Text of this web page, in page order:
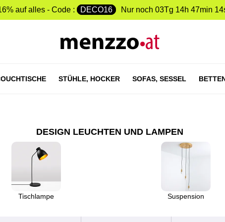
auf alles - Code : DECO16 Nur noch 03Tg 14h 47min
STÜHLE, HOCKER SOFAS, SESSEL
DESIGN LEUCHTEN UND LAMPEN
Tischlampe Suspension